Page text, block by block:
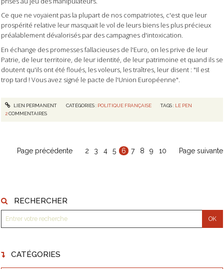
RECHERCHER
CATÉGORIES
Ce que ne voyaient pas la plupart de nos compatriotes, c'est que leur
prospérité relative leur masquait le vol de leurs biens les plus précieux
préalablement dévalorisés par des campagnes d'intoxication.
En échange des promesses fallacieuses de l'Euro, on les prive de leur
Patrie, de leur territoire, de leur identité, de leur patrimoine et quand ils se
doutent qu'ils ont été floués, les voleurs, les traîtres, leur disent : "Il est
trop tard ! Vous avez signé le pacte de l'Union Européenne".
LIEN PERMANENT CATÉGORIES : POLITIQUE FRANÇAISE TAGS : LE PEN
2COMMENTAIRES
Page précédente 2 3 4 5 6 7 8 9 10 Page suivante